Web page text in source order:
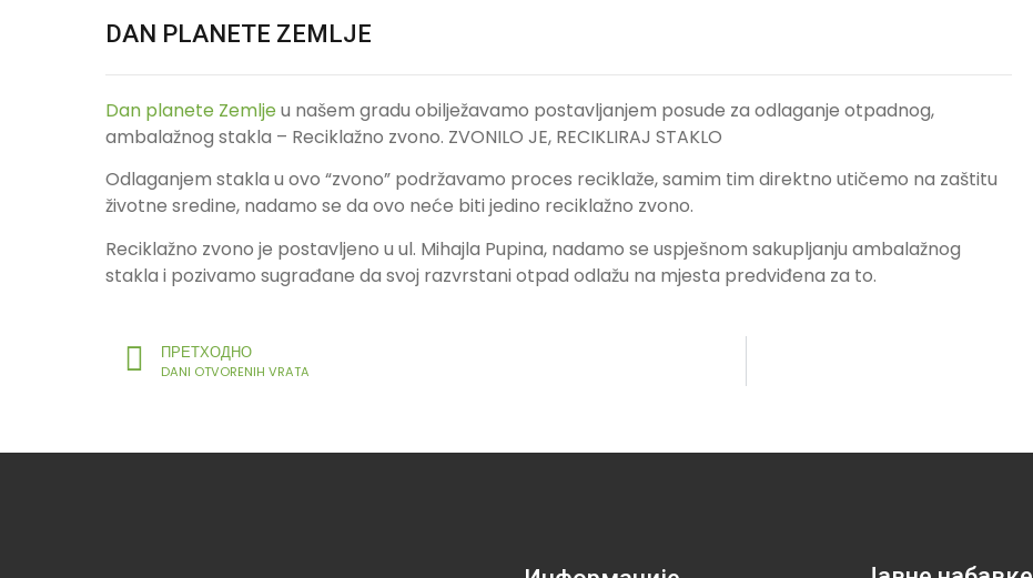
DAN PLANETE ZEMLJE
Dan planete Zemlje u našem gradu obilježavamo postavljanjem posude za odlaganje otpadnog,
ambalažnog stakla – Reciklažno zvono. ZVONILO JE, RECIKLIRAJ STAKLO
Odlaganjem stakla u ovo “zvono” podržavamo proces reciklaže, samim tim direktno utičemo na zaštitu
životne sredine, nadamo se da ovo neće biti jedino reciklažno zvono.
Reciklažno zvono je postavljeno u ul. Mihajla Pupina, nadamo se uspješnom sakupljanju ambalažnog
stakla i pozivamo sugrađane da svoj razvrstani otpad odlažu na mjesta predviđena za to.
ПРЕТХОДНО
DANI OTVORENIH VRATA